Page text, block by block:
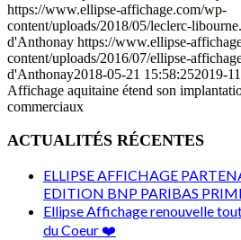
https://www.ellipse-affichage.com/wp-
content/uploads/2018/05/leclerc-
d'Anthonay https://www.ellipse-
content/uploads/2016/07/ellipse-
d'Anthonay2018-05-21 15:58:252019-
Affichage aquitaine étend son
commerciaux
ACTUALITÉS RÉCENTES
ELLIPSE AFFICHAGE
EDITION BNP PARIBAS
Ellipse Affichage renouvelle
du Coeur ❤️